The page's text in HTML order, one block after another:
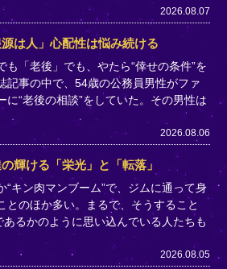
2026.08.07
は人」心配性は悩み続ける
も「老後」でも、やたら“倖せの条件”を
記事の中で、54歳の公務員男性がファ
に“老後の相談”をしていた。その男性は
2026.08.06
輝ける「栄光」と「転落」
“キン肉マンブーム”で、ジムに通って身
とのほか多い。まるで、そうすること
あるかのように思い込んでいる人たちも
2026.08.05